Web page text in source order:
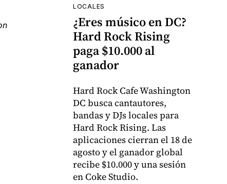
LOCALES
¿Eres músico en DC?
Hard Rock Rising
paga $10.000 al
ganador
Hard Rock Cafe Washington
DC busca cantautores,
bandas y DJs locales para
Hard Rock Rising. Las
aplicaciones cierran el 18 de
agosto y el ganador global
recibe $10.000 y una sesión
en Coke Studio.